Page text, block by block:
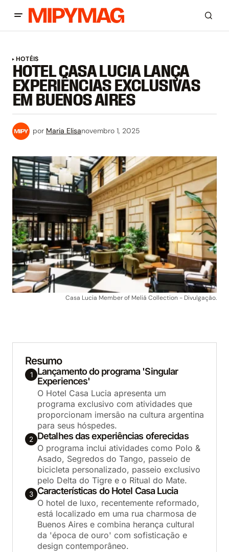
HOTÉIS
HOTEL CASA LUCIA LANÇA
EXPERIÊNCIAS EXCLUSIVAS
EM BUENOS AIRES
por Maria Elisanovembro 1, 2025
Casa Lucia Member of Meliá Collection - Divulgação.
Resumo
1
Lançamento do programa 'Singular
Experiences'
O Hotel Casa Lucia apresenta um
programa exclusivo com atividades que
proporcionam imersão na cultura argentina
para seus hóspedes.
2 Detalhes das experiências oferecidas
O programa inclui atividades como Polo &
Asado, Segredos do Tango, passeio de
bicicleta personalizado, passeio exclusivo
pelo Delta do Tigre e o Ritual do Mate.
3 Características do Hotel Casa Lucia
O hotel de luxo, recentemente reformado,
está localizado em uma rua charmosa de
Buenos Aires e combina herança cultural
da 'época de ouro' com sofisticação e
design contemporâneo.